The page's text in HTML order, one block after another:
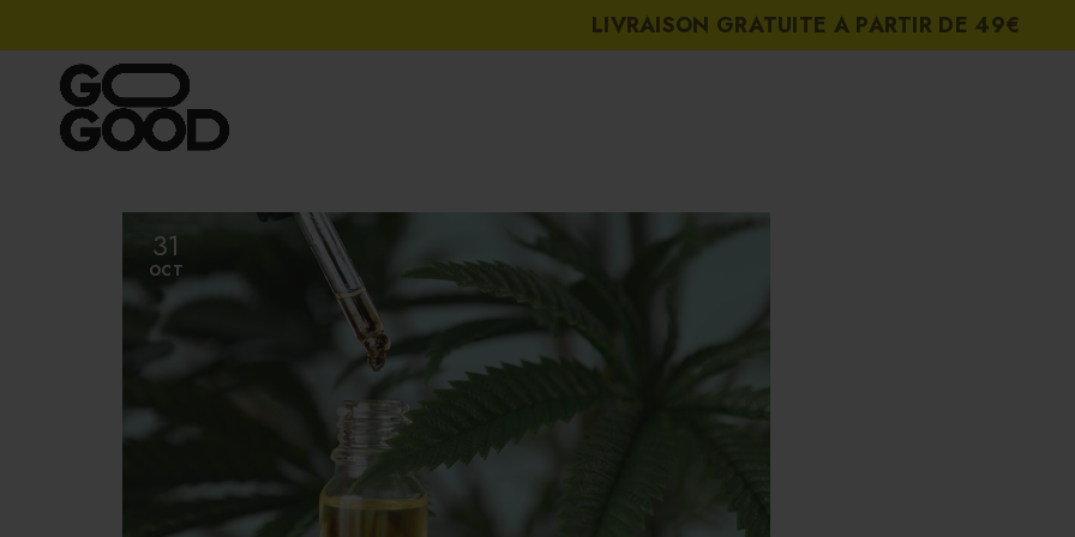
LIVRAISON GRATUITE A PARTIR DE 49€
31
OCT